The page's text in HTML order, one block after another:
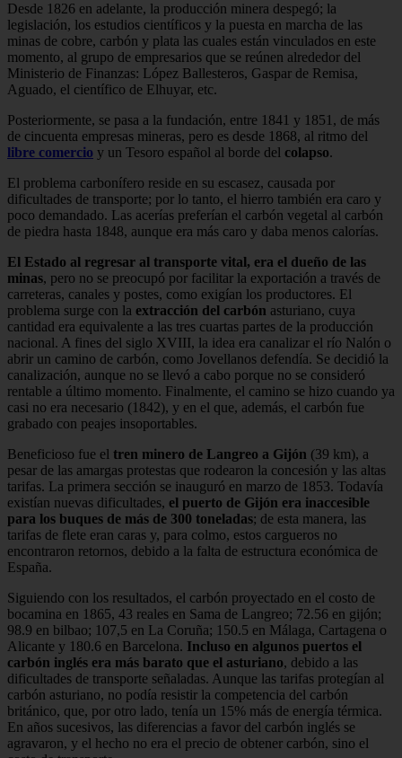
Desde 1826 en adelante, la producción minera despegó; la
legislación, los estudios científicos y la puesta en marcha de las
minas de cobre, carbón y plata las cuales están vinculados en este
momento, al grupo de empresarios que se reúnen alrededor del
Ministerio de Finanzas: López Ballesteros, Gaspar de Remisa,
Aguado, el científico de Elhuyar, etc.
Posteriormente, se pasa a la fundación, entre 1841 y 1851, de más
de cincuenta empresas mineras, pero es desde 1868, al ritmo del
libre comercio y un Tesoro español al borde del colapso.
El problema carbonífero reside en su escasez, causada por
dificultades de transporte; por lo tanto, el hierro también era caro y
poco demandado. Las acerías preferían el carbón vegetal al carbón
de piedra hasta 1848, aunque era más caro y daba menos calorías.
El Estado al regresar al transporte vital, era el dueño de las
minas, pero no se preocupó por facilitar la exportación a través de
carreteras, canales y postes, como exigían los productores. El
problema surge con la extracción del carbón asturiano, cuya
cantidad era equivalente a las tres cuartas partes de la producción
nacional. A fines del siglo XVIII, la idea era canalizar el río Nalón o
abrir un camino de carbón, como Jovellanos defendía. Se decidió la
canalización, aunque no se llevó a cabo porque no se consideró
rentable a último momento. Finalmente, el camino se hizo cuando ya
casi no era necesario (1842), y en el que, además, el carbón fue
grabado con peajes insoportables.
Beneficioso fue el tren minero de Langreo a Gijón (39 km), a
pesar de las amargas protestas que rodearon la concesión y las altas
tarifas. La primera sección se inauguró en marzo de 1853. Todavía
existían nuevas dificultades, el puerto de Gijón era inaccesible
para los buques de más de 300 toneladas; de esta manera, las
tarifas de flete eran caras y, para colmo, estos cargueros no
encontraron retornos, debido a la falta de estructura económica de
España.
Siguiendo con los resultados, el carbón proyectado en el costo de
bocamina en 1865, 43 reales en Sama de Langreo; 72.56 en gijón;
98.9 en bilbao; 107,5 en La Coruña; 150.5 en Málaga, Cartagena o
Alicante y 180.6 en Barcelona. Incluso en algunos puertos el
carbón inglés era más barato que el asturiano, debido a las
dificultades de transporte señaladas. Aunque las tarifas protegían al
carbón asturiano, no podía resistir la competencia del carbón
británico, que, por otro lado, tenía un 15% más de energía térmica.
En años sucesivos, las diferencias a favor del carbón inglés se
agravaron, y el hecho no era el precio de obtener carbón, sino el